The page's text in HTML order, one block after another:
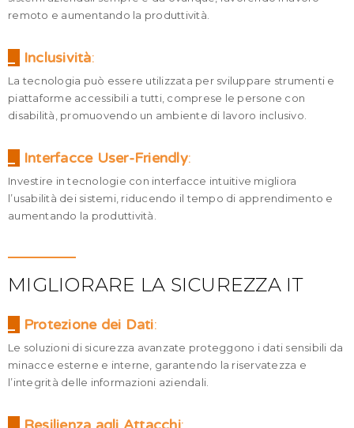
remoto e aumentando la produttività.
Inclusività:
La tecnologia può essere utilizzata per sviluppare strumenti e
piattaforme accessibili a tutti, comprese le persone con
disabilità, promuovendo un ambiente di lavoro inclusivo.
Interfacce User-Friendly:
Investire in tecnologie con interfacce intuitive migliora
l’usabilità dei sistemi, riducendo il tempo di apprendimento e
aumentando la produttività.
MIGLIORARE LA SICUREZZA IT
Protezione dei Dati:
Le soluzioni di sicurezza avanzate proteggono i dati sensibili da
minacce esterne e interne, garantendo la riservatezza e
l’integrità delle informazioni aziendali.
Resilienza agli Attacchi: